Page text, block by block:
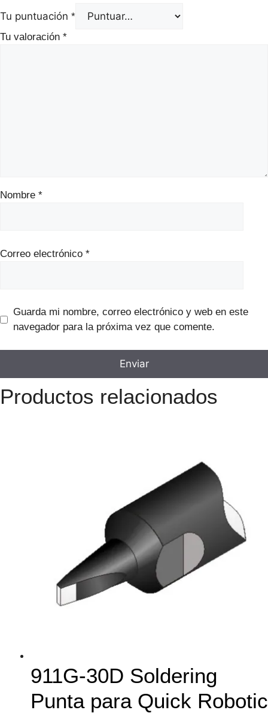
Tu puntuación *
Tu valoración *
Nombre *
Correo electrónico *
Guarda mi nombre, correo electrónico y web en este
navegador para la próxima vez que comente.
Productos relacionados
911G-30D Soldering
Punta para Quick Robotic